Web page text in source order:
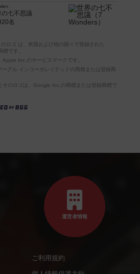
の七不思議
名
ロゴ は、米国および他の国々で登録された
です。
Inc.のサービスマークです。
グル インコーポレイテッドの商標または登録商
そのロゴは、Google Inc.の商標または登録商標で
運営者情報
ご利用規約